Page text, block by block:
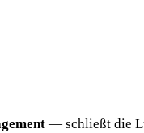
— schließt die